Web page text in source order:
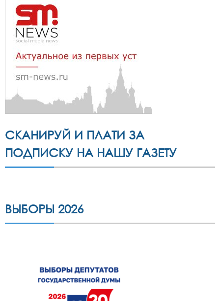
СКАНИРУЙ И ПЛАТИ ЗА
ПОДПИСКУ НА НАШУ ГАЗЕТУ
ВЫБОРЫ 2026